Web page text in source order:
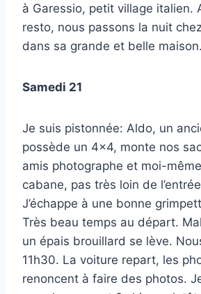
à Garessio, petit village italien.
resto, nous passons la nuit
dans sa grande et belle maison.
Samedi 21
Je suis pistonnée: Aldo, un
possède un 4×4, monte nos
amis photographe et moi-même
cabane, pas très loin de
J’échappe à une bonne
Très beau temps au départ.
un épais brouillard se lève.
11h30. La voiture repart, les
renoncent à faire des photos.